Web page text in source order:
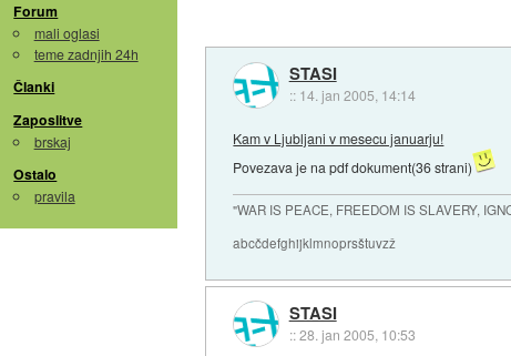
Forum
mali oglasi
teme zadnjih 24h
Članki
Zaposlitve
brskaj
Ostalo
pravila
STASI
:: 14. jan 2005, 14:14
Kam v Ljubljani v mesecu januarju!
Povezava je na pdf dokument(36 strani)
"WAR IS PEACE, FREEDOM IS SLAVERY,
abcčdefghijklmnoprsštuvzž
STASI
::28. jan 2005, 10:53